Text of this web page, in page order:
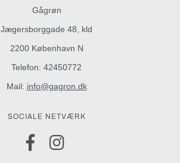
Gågrøn
Jægersborggade 48, kld
2200 København N
Telefon: 42450772
Mail: info@gagron.dk
SOCIALE NETVÆRK